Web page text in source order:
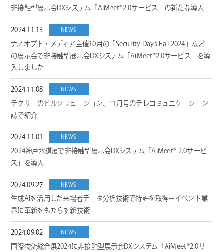
非接触型展示会DXシステム「AiMeet®2.0サービス」の新たな導入
2024.11.13 NEWS
ナノオプト・メディア主催10月の「Security Days Fall 2024」など
の展示会で非接触型展示会DXシステム「AiMeet®2.0サービス」を導
入しました
2024.11.08 NEWS
テクサーのビルソリューション、11月号のテレコミュニケーション
誌で紹介
2024.11.01 NEWS
2024神戸水道展で非接触型展示会DXシステム「AiMeet® 2.0サービ
ス」を導入
2024.09.27 NEWS
生成AIを活用した来場者データ分析技術で特許を取得－イベント業
界に革新をもたらす新技術
2024.09.02 NEWS
国際物流総合展2024に非接触型展示会DXシステム「AiMeet®2.0サ